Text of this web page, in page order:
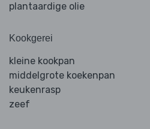
plantaardige olie
Kookgerei
kleine kookpan
middelgrote koekenpan
keukenrasp
zeef